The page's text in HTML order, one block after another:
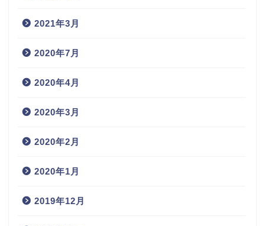
2021年3月
2020年7月
2020年4月
2020年3月
2020年2月
2020年1月
2019年12月